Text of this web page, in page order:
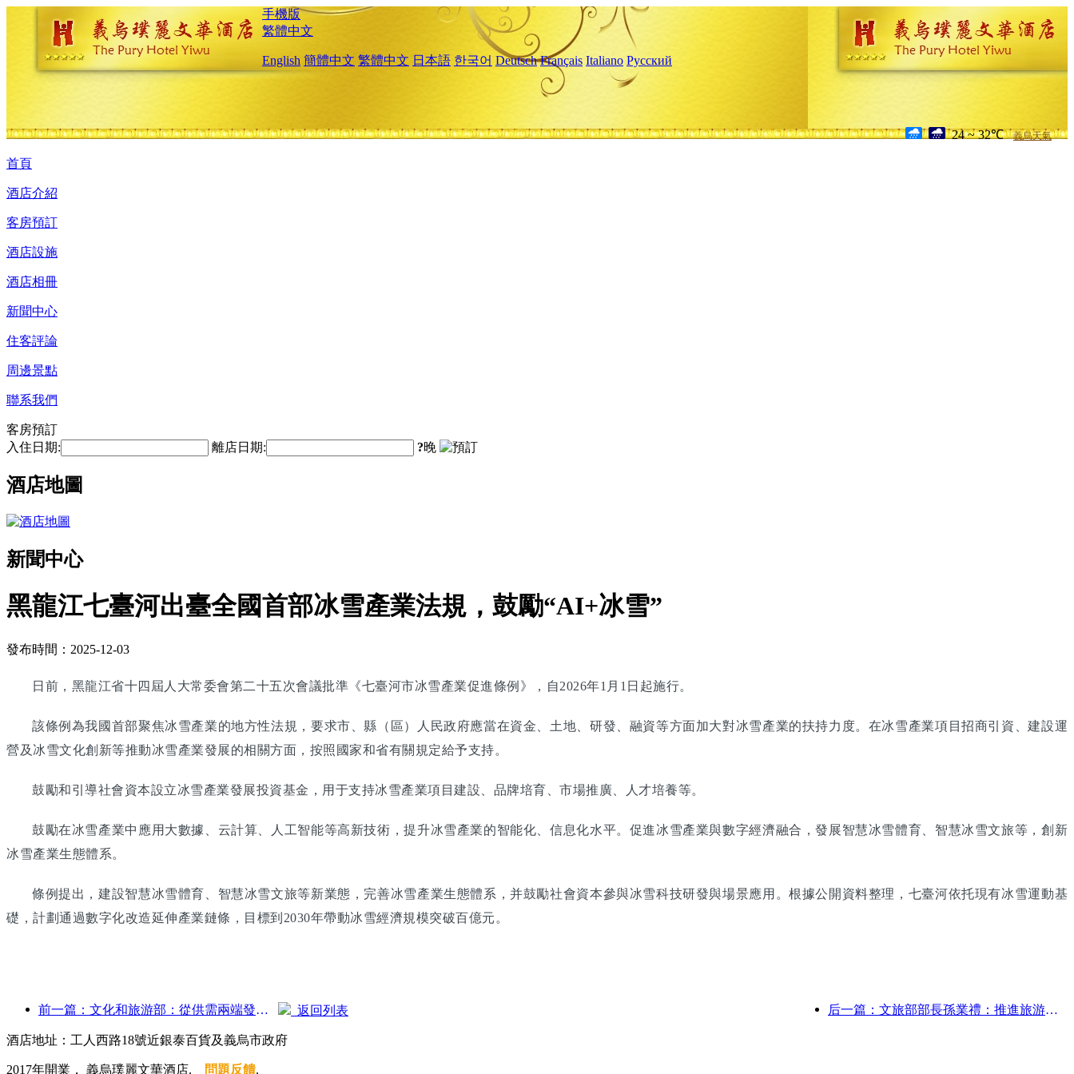
手機版
繁體中文
English 簡體中文 繁體中文 日本語 한국어 Deutsch Français Italiano Русский
24 ~ 32℃ 義烏天氣
首頁
酒店介紹
客房預訂
酒店設施
酒店相冊
新聞中心
住客評論
周邊景點
聯系我們
客房預訂
入住日期:
離店日期: ?晚
酒店地圖
新聞中心
黑龍江七臺河出臺全國首部冰雪產業法規，鼓勵“AI+冰雪”
發布時間：2025-12-03
日前，黑龍江省十四屆人大常委會第二十五次會議批準《七臺河市冰雪產業促進條例》，自2026年1月1日起施行。
該條例為我國首部聚焦冰雪產業的地方性法規，要求市、縣（區）人民政府應當在資金、土地、研發、融資等方面加大對冰雪產業的扶持力度。在冰雪產業項目招商引資、建設運
營及冰雪文化創新等推動冰雪產業發展的相關方面，按照國家和省有關規定給予支持。
鼓勵和引導社會資本設立冰雪產業發展投資基金，用于支持冰雪產業項目建設、品牌培育、市場推廣、人才培養等。
鼓勵在冰雪產業中應用大數據、云計算、人工智能等高新技術，提升冰雪產業的智能化、信息化水平。促進冰雪產業與數字經濟融合，發展智慧冰雪體育、智慧冰雪文旅等，創新
冰雪產業生態體系。
條例提出，建設智慧冰雪體育、智慧冰雪文旅等新業態，完善冰雪產業生態體系，并鼓勵社會資本參與冰雪科技研發與場景應用。根據公開資料整理，七臺河依托現有冰雪運動基
礎，計劃通過數字化改造延伸產業鏈條，目標到2030年帶動冰雪經濟規模突破百億元。
前一篇：文化和旅游部：從供需兩端發力，引導文旅消費活動出行 后一篇：文旅部部長孫業禮：推進旅游強國建設，豐富高品質旅游產品供給
返回列表
酒店地址：工人西路18號近銀泰百貨及義烏市政府
2017年開業， 義烏璞麗文華酒店. 問題反饋.